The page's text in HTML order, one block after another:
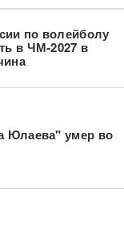
по волейболу
в ЧМ-2027 в
Юлаева" умер во